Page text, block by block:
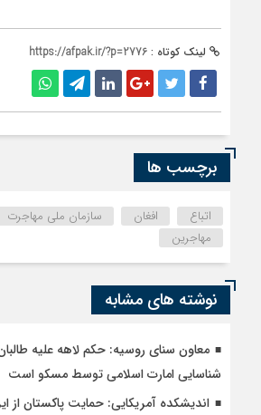
لینک کوتاه : https://afpak.ir/?p=2776
برچسب ها
اتباع افغان سازمان ملی مهاجرت
مهاجرین
نوشته های مشابه
معاون سنای روسیه: حکم لاهه علیه
شناسایی امارت اسلامی توسط مسکو است
اندیشکده آمریکایی: حمایت پاکستان از